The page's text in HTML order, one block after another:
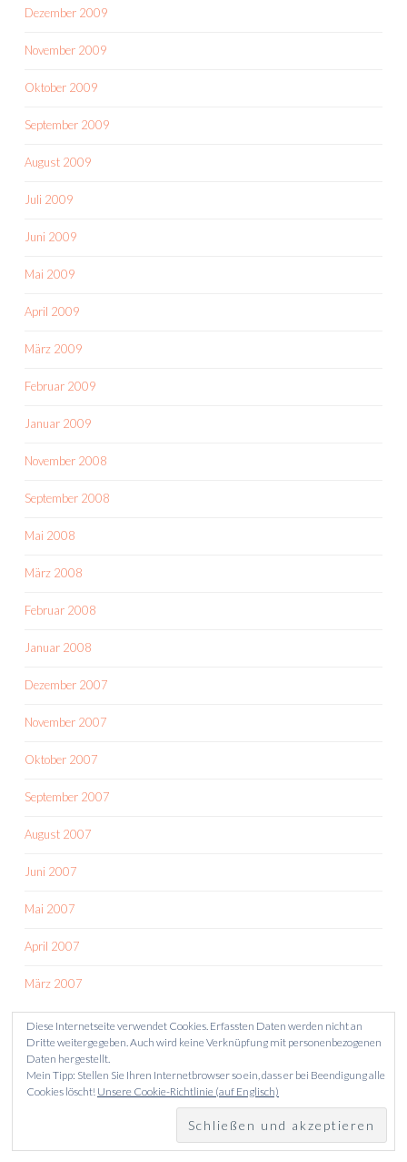
Dezember 2009
November 2009
Oktober 2009
September 2009
August 2009
Juli 2009
Juni 2009
Mai 2009
April 2009
März 2009
Februar 2009
Januar 2009
November 2008
September 2008
Mai 2008
März 2008
Februar 2008
Januar 2008
Dezember 2007
November 2007
Oktober 2007
September 2007
August 2007
Juni 2007
Mai 2007
April 2007
März 2007
STOLZ PRÄSENTIERT VON WORDPRESS
THEME: SKETCH VON WORDPRESS.COM.
Diese Internetseite verwendet Cookies. Erfassten Daten werden nicht an
Dritte weitergegeben. Auch wird keine Verknüpfung mit personenbezogenen
Daten hergestellt.
Mein Tipp: Stellen Sie Ihren Internetbrowser so ein, dass er bei Beendigung alle
Cookies löscht! Unsere Cookie-Richtlinie (auf Englisch)